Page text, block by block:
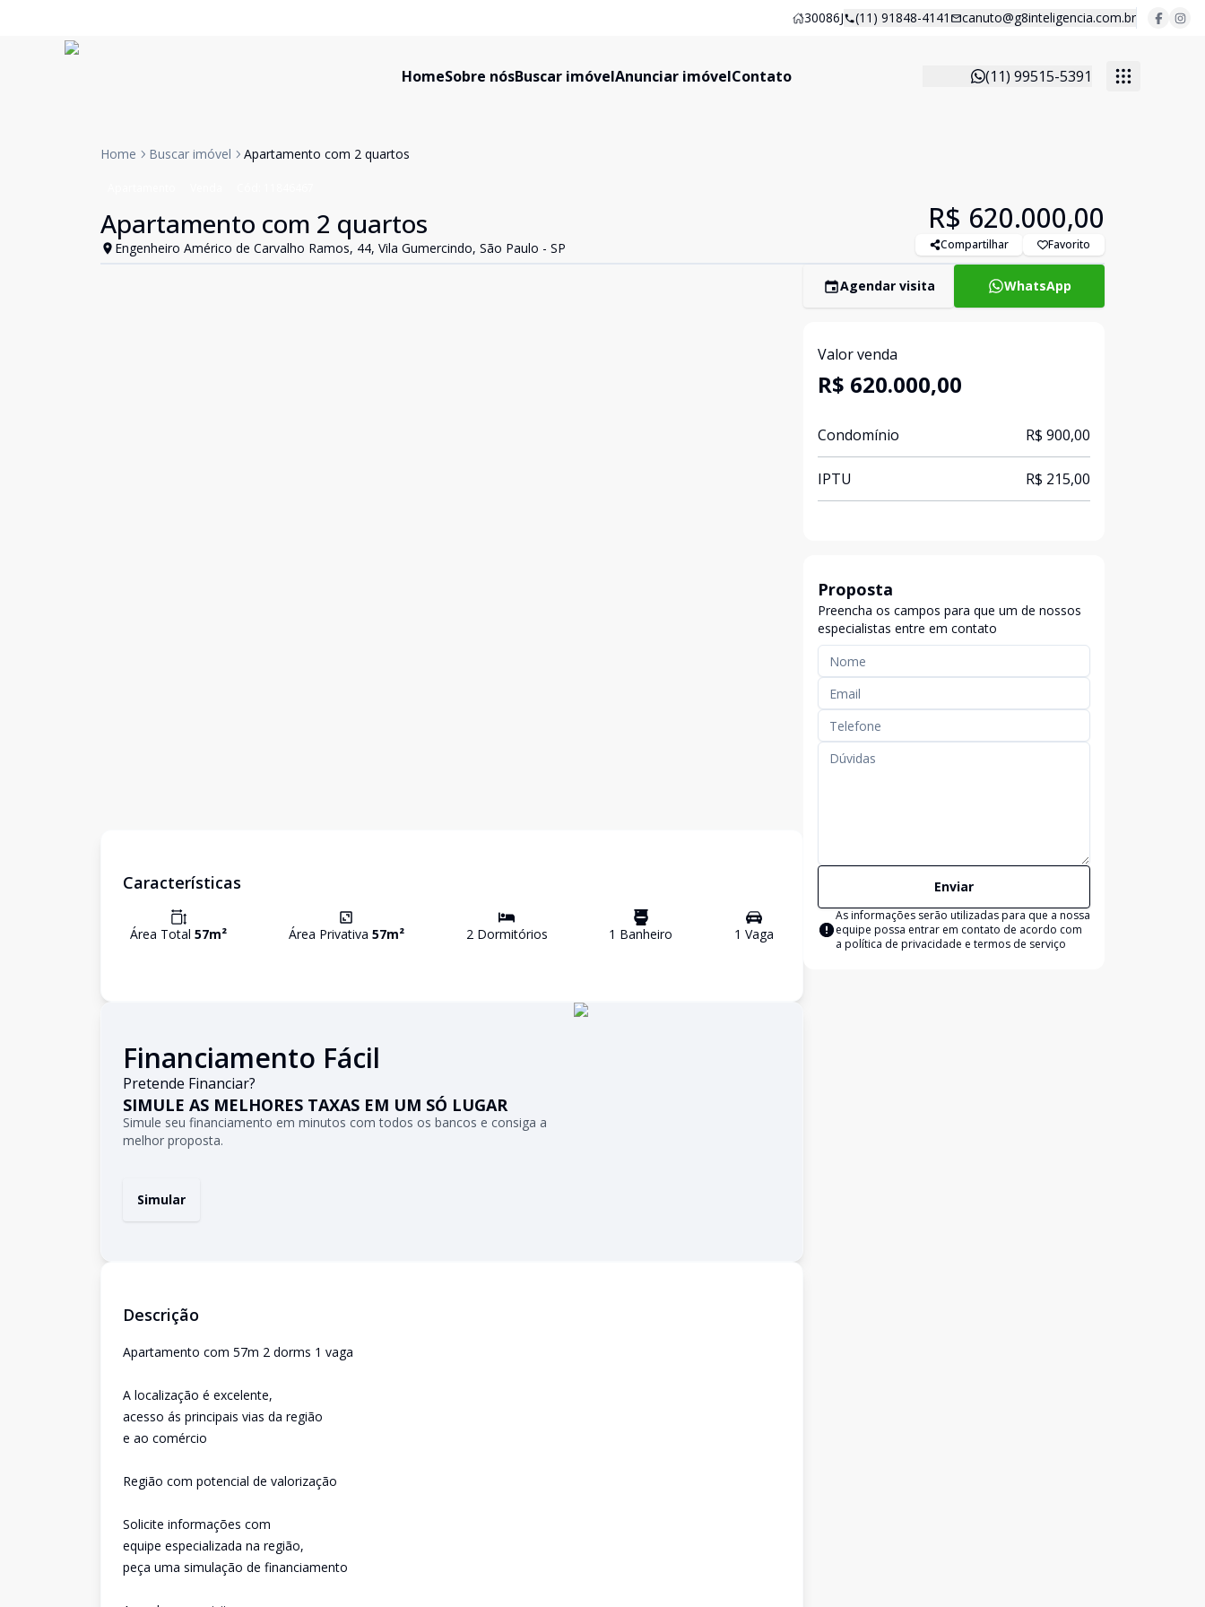
30086J (11) 91848-4141 canuto@g8inteligencia.com.br
HomeSobre nósBuscar imóvelAnunciar imóvelContato (11) 99515-5391
Home Buscar imóvel Apartamento com 2 quartos
Apartamento com 2 quartos
Engenheiro Américo de Carvalho Ramos, 44, Vila Gumercindo, São Paulo - SP
R$ 620.000,00
Compartilhar Favorito
Características
Área Total 57m² Área Privativa 57m² 2Dormitórios 1 Banheiro 1 Vaga
Financiamento Fácil
Pretende Financiar?
SIMULE AS MELHORES TAXAS EM UM SÓ LUGAR
Simule seu financiamento em minutos com todos os bancos e consiga a
melhor proposta.
Simular
Descrição
Apartamento com 57m 2 dorms 1 vaga
A localização é excelente,
acesso ás principais vias da região
e ao comércio
Região com potencial de valorização
Solicite informações com
equipe especializada na região,
peça uma simulação de financiamento
Agendar visita WhatsApp
Valor venda
R$ 620.000,00
Condomínio R$ 900,00
IPTU R$ 215,00
Proposta
Preencha os campos para que um de nossos
especialistas entre em contato
Enviar
As informações serão utilizadas para que a nossa
equipe possa entrar em contato de acordo com
a política de privacidade e termos de serviço